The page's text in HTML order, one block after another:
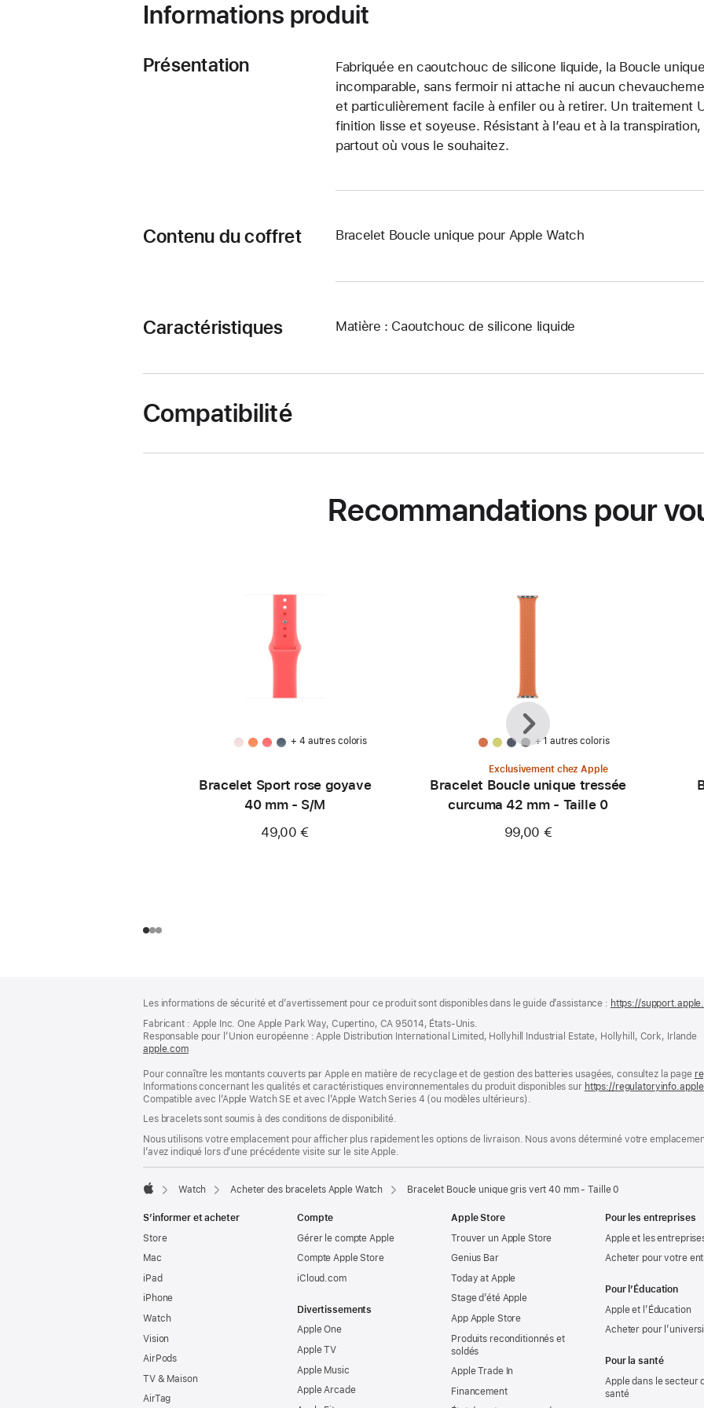
Informations produit
Présentation
Fabriquée en caoutchouc de silicone liquide, la Boucle
incomparable, sans fermoir ni attache ni aucun
et particulièrement facile à enfiler ou à retirer. Un traitement
finition lisse et soyeuse. Résistant à l’eau et à la
partout où vous le souhaitez.
Contenu du coffret Bracelet Boucle unique pour Apple Watch
Caractéristiques Matière : Caoutchouc de silicone liquide
Compatibilité
Recommandations pour
+ 4 autres coloris
Bracelet Sport rose goyave
40 mm - S/M
49,00 €
+ 1 autres coloris
Exclusivement chez Apple
Bracelet Boucle unique tressée
curcuma 42 mm - Taille 0
99,00 €
Précédent
Suivant
de
page
de
bas
de
page
Les informations de sécurité et d’avertissement pour ce produit sont disponibles dans le guide d’assistance : https://
Fabricant : Apple Inc. One Apple Park Way, Cupertino, CA 95014, États-Unis.
Responsable pour l’Union européenne : Apple Distribution International Limited, Hollyhill Industrial Estate, Hollyhill, Cork, Irlande
apple.com(s’ouvre
une
nouvelle
fenêtre)
Pour connaître les montants couverts par Apple en matière de recyclage et de gestion des batteries usagées, consultez la page
Informations concernant les qualités et caractéristiques environnementales du produit disponibles sur https://
Compatible avec l’Apple Watch SE et avec l’Apple Watch Series 4 (ou modèles ultérieurs).
Les bracelets sont soumis à des conditions de disponibilité.
Nous utilisons votre emplacement pour afficher plus rapidement les options de livraison. Nous avons déterminé votre
l’avez indiqué lors d’une précédente visite sur le site Apple.
Watch Acheter des bracelets Apple Watch Bracelet Boucle unique gris vert 40 mm - Taille 0
S’informer et acheter
Store
Mac
iPad
iPhone
Watch
Vision
AirPods
TV & Maison
AirTag
Compte
Gérer le compte Apple
Compte Apple Store
iCloud.com
Divertissements
Apple One
Apple TV
Apple Music
Apple Arcade
Apple Store
Trouver un Apple Store
Genius Bar
Today at Apple
Stage d’été Apple
App Apple Store
Produits reconditionnés et
soldés
Apple Trade In
Financement
Pour les entreprises
Apple et les
Acheter pour votre
Pour l’Éducation
Apple et l’Éducation
Acheter pour
Pour la santé
Apple dans le secteur
santé